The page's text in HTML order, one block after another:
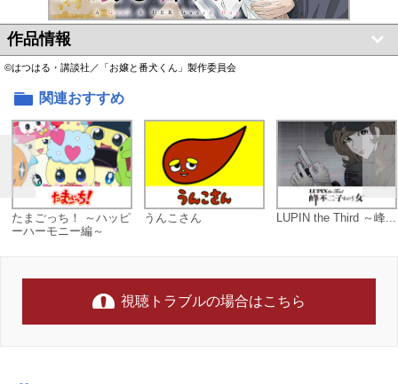
作品情報
©はつはる・講談社／「お嬢と番犬くん」製作委員会
関連おすすめ
たまごっち！ ～ハッピ
ーハーモニー編～
うんこさん LUPIN the Third ～峰...
視聴トラブルの場合はこちら